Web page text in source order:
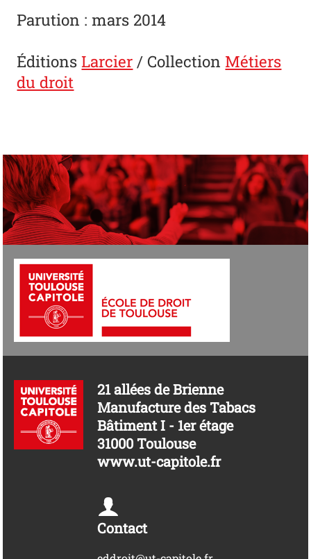
Parution : mars 2014
ÉditionsLarcier / Collection Métiers
du droit
21 allées de Brienne
Manufacture des Tabacs
Bâtiment I - 1er étage
31000 Toulouse
www.ut-capitole.fr
Contact